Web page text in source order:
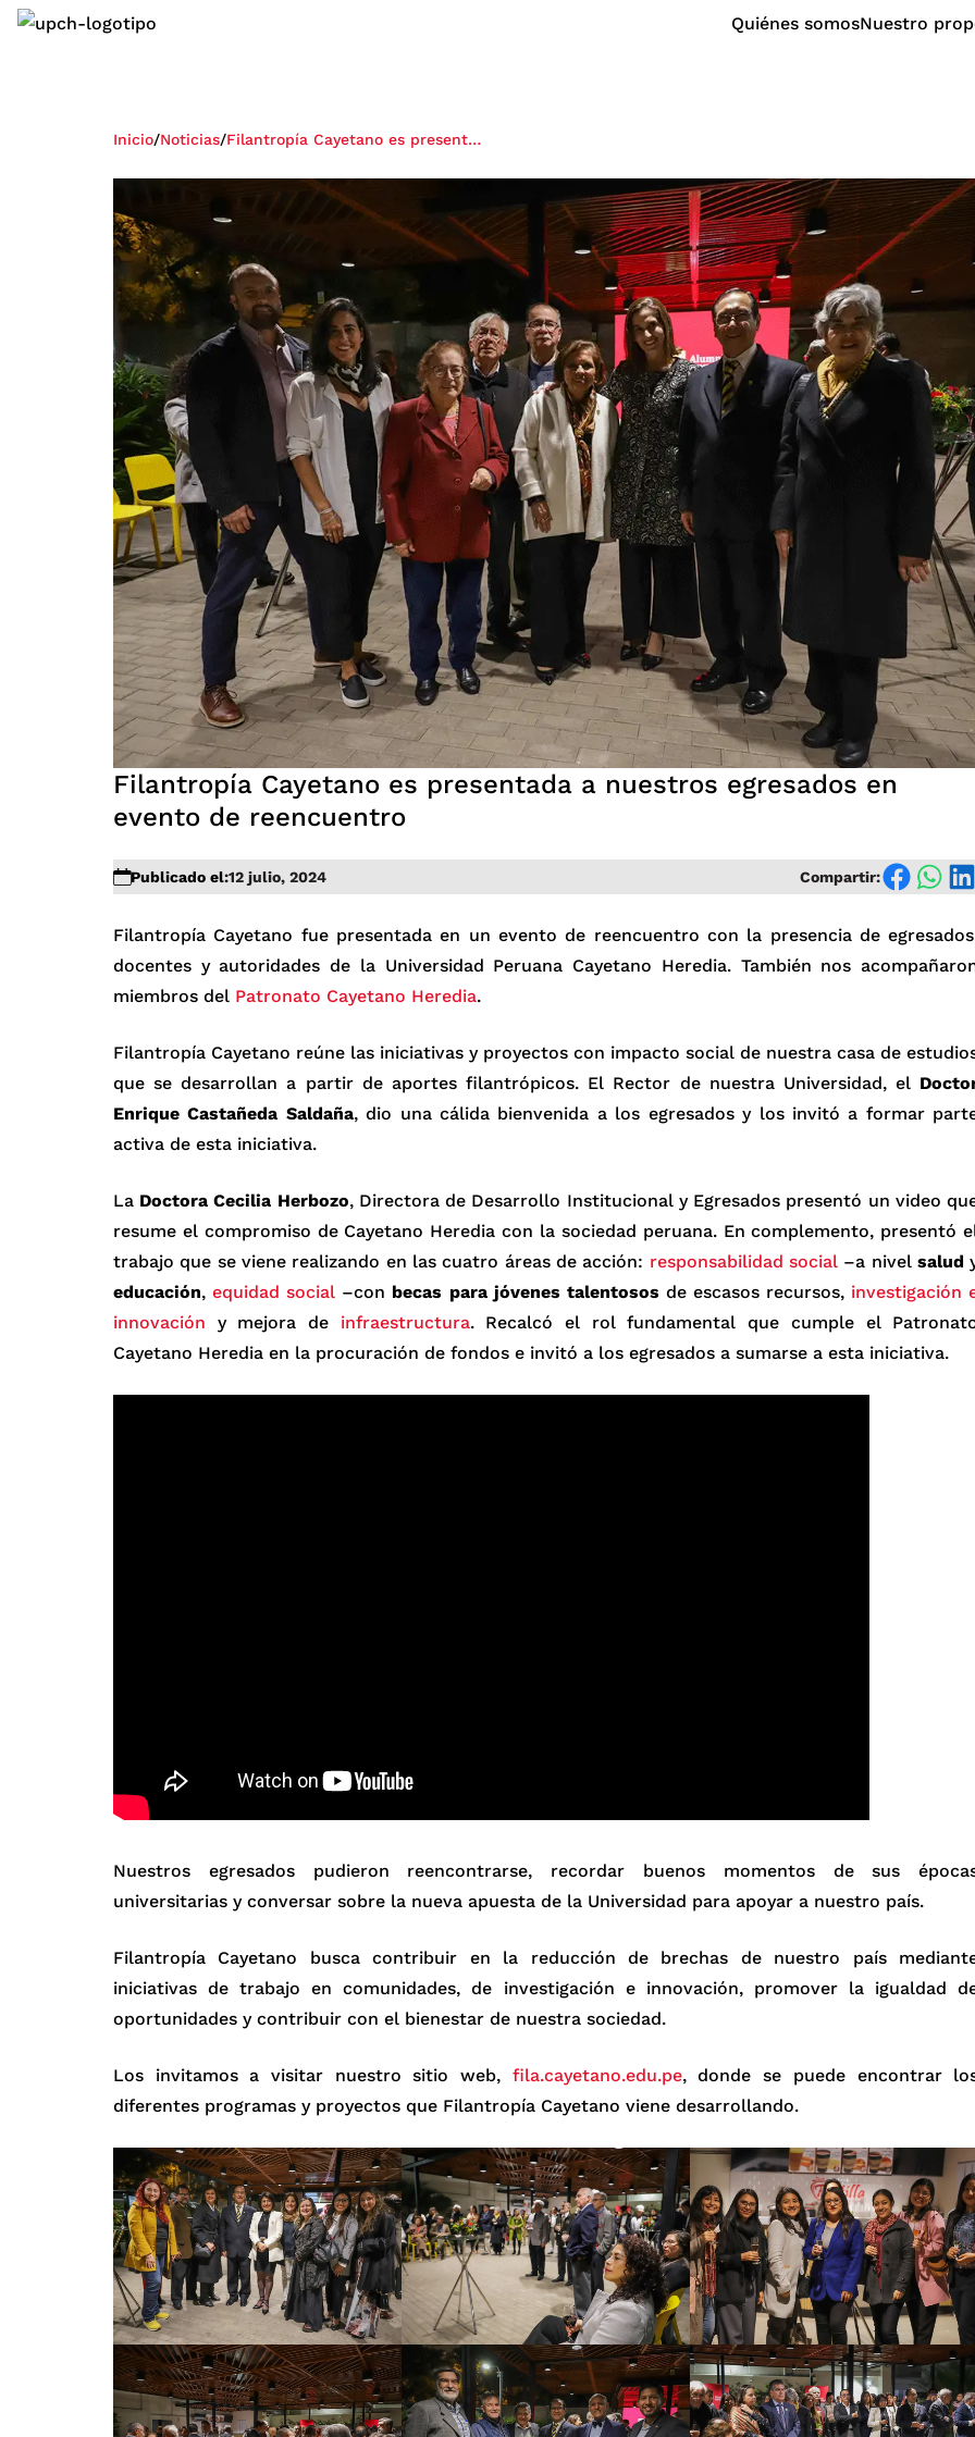
Quiénes somosNuestro
Inicio/Noticias/ Filantropía Cayetano es presentada a nuestros egresados en evento de reencuentro
Filantropía Cayetano es presentada a nuestros egresados en
evento de reencuentro
Publicado el:12 julio, 2024 Compartir:Facebook WhatsApp Linkedin
Filantropía Cayetano fue presentada en un evento de reencuentro con la presencia de
docentes y autoridades de la Universidad Peruana Cayetano Heredia. También nos
miembros del Patronato Cayetano Heredia.
Filantropía Cayetano reúne las iniciativas y proyectos con impacto social de nuestra casa de
que se desarrollan a partir de aportes filantrópicos. El Rector de nuestra Universidad, el
Enrique Castañeda Saldaña, dio una cálida bienvenida a los egresados y los invitó a formar
activa de esta iniciativa.
La Doctora Cecilia Herbozo, Directora de Desarrollo Institucional y Egresados presentó un video
resume el compromiso de Cayetano Heredia con la sociedad peruana. En complemento, presentó
trabajo que se viene realizando en las cuatro áreas de acción: responsabilidad social–a nivel salud
educación,equidad social –con becas para jóvenes talentosos de escasos recursos, investigación
innovación y mejora de infraestructura. Recalcó el rol fundamental que cumple el
Cayetano Heredia en la procuración de fondos e invitó a los egresados a sumarse a esta iniciativa.
Nuestros egresados pudieron reencontrarse, recordar buenos momentos de sus
universitarias y conversar sobre la nueva apuesta de la Universidad para apoyar a nuestro país.
Filantropía Cayetano busca contribuir en la reducción de brechas de nuestro país
iniciativas de trabajo en comunidades, de investigación e innovación, promover la igualdad
oportunidades y contribuir con el bienestar de nuestra sociedad.
Los invitamos a visitar nuestro sitio web, fila.cayetano.edu.pe, donde se puede encontrar
diferentes programas y proyectos que Filantropía Cayetano viene desarrollando.